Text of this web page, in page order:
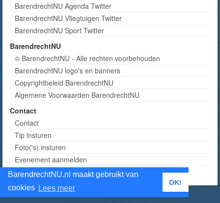
BarendrechtNU.nl maakt gebruikt van
cookies Lees meer
OK!
BarendrechtNU Agenda Twitter
BarendrechtNU Vliegtuigen Twitter
BarendrechtNU Sport Twitter
BarendrechtNU
© BarendrechtNU - Alle rechten voorbehouden
BarendrechtNU logo's en banners
Copyrightbeleid BarendrechtNU
Algemene Voorwaarden BarendrechtNU
Contact
Contact
Tip insturen
Foto('s) insturen
Evenement aanmelden
Informatie aanvragen adverteren